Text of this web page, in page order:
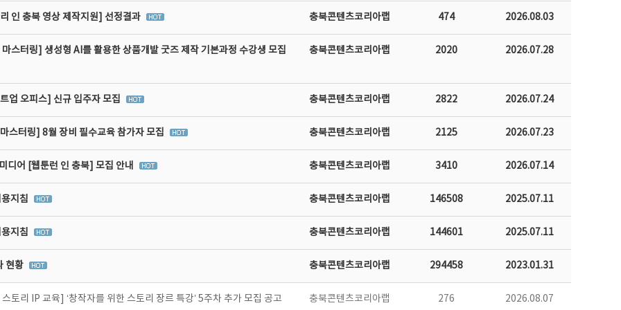
인 충북 영상 제작지원] 선정결과 충북콘텐츠코리아랩 474 2026.08.03
스터링] 생성형 AI를 활용한 상품개발 굿즈 제작 기본과정 수강생 모집 충북콘텐츠코리아랩 2020 2026.07.28
업 오피스] 신규 입주자 모집 충북콘텐츠코리아랩 2822 2026.07.24
스터링] 8월 장비 필수교육 참가자 모집 충북콘텐츠코리아랩 2125 2026.07.23
디어 [웹툰런 인 충북] 모집 안내 충북콘텐츠코리아랩 3410 2026.07.14
지침 충북콘텐츠코리아랩 146508 2025.07.11
지침 충북콘텐츠코리아랩 144601 2025.07.11
현황 충북콘텐츠코리아랩 294458 2023.01.31
토리 IP 교육] ‘창작자를 위한 스토리 장르 특강’ 5주차 추가 모집 공고 충북콘텐츠코리아랩 276 2026.08.07